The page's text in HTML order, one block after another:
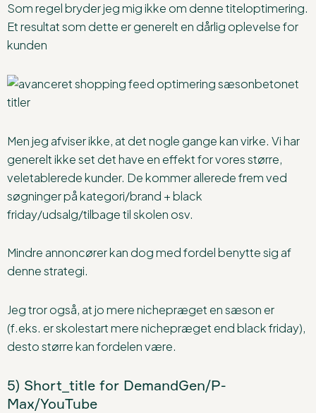
Som regel bryder jeg mig ikke om denne titeloptimering.
Et resultat som dette er generelt en dårlig oplevelse for
kunden
Men jeg afviser ikke, at det nogle gange kan virke. Vi har
generelt ikke set det have en effekt for vores større,
veletablerede kunder. De kommer allerede frem ved
søgninger på kategori/brand + black
friday/udsalg/tilbage til skolen osv.
Mindre annoncører kan dog med fordel benytte sig af
denne strategi.
Jeg tror også, at jo mere nichepræget en sæson er
(f.eks. er skolestart mere nichepræget end black friday),
desto større kan fordelen være.
5) Short_title for DemandGen/P-
Max/YouTube